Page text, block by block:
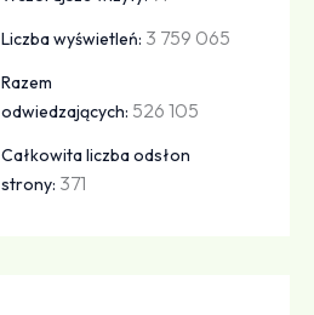
Liczba wyświetleń: 3 759 065
Razem
odwiedzających: 526 105
Całkowita liczba odsłon
strony: 371